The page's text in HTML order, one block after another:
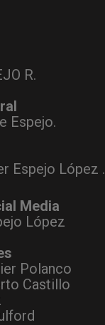
R.
Espejo.
Espejo López .
Media
López
Polanco
Castillo